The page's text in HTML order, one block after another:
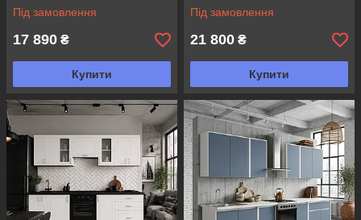
Під замовлення
17 890 ₴
Купити
Під замовлення
21 800 ₴
Купити